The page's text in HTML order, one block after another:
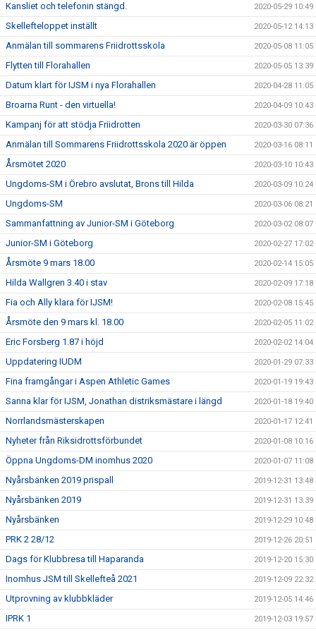
Kansliet och telefonin stängd. 2020-05-29 10:49
Skellefteloppet inställt 2020-05-12 14:13
Anmälan till sommarens Friidrottsskola 2020-05-08 11:05
Flytten till Florahallen 2020-05-05 13:39
Datum klart för IJSM i nya Florahallen 2020-04-28 11:05
Broarna Runt - den virtuella! 2020-04-09 10:43
Kampanj för att stödja Friidrotten 2020-03-30 07:36
Anmälan till Sommarens Friidrottsskola 2020 är öppen 2020-03-16 08:11
Årsmötet 2020 2020-03-10 10:43
Ungdoms-SM i Örebro avslutat, Brons till Hilda 2020-03-09 10:24
Ungdoms-SM 2020-03-06 08:21
Sammanfattning av Junior-SM i Göteborg 2020-03-02 08:07
Junior-SM i Göteborg 2020-02-27 17:02
Årsmöte 9 mars 18.00 2020-02-14 15:05
Hilda Wallgren 3.40 i stav 2020-02-09 17:18
Fia och Ally klara för IJSM! 2020-02-08 15:45
Årsmöte den 9 mars kl. 18.00 2020-02-05 11:02
Eric Forsberg 1.87 i höjd 2020-02-02 14:04
Uppdatering IUDM 2020-01-29 07:33
Fina framgångar i Aspen Athletic Games 2020-01-19 19:43
Sanna klar för IJSM, Jonathan distriksmästare i längd 2020-01-18 19:40
Norrlandsmästerskapen 2020-01-17 12:41
Nyheter från Riksidrottsförbundet 2020-01-08 10:16
Öppna Ungdoms-DM inomhus 2020 2020-01-07 11:08
Nyårsbänken 2019 prispall 2019-12-31 13:48
Nyårsbänken 2019 2019-12-31 13:39
Nyårsbänken 2019-12-29 10:48
PRK 2 28/12 2019-12-26 20:51
Dags för Klubbresa till Haparanda 2019-12-20 15:30
Inomhus JSM till Skellefteå 2021 2019-12-09 22:32
Utprovning av klubbkläder 2019-12-05 14:46
IPRK 1 2019-12-03 19:57